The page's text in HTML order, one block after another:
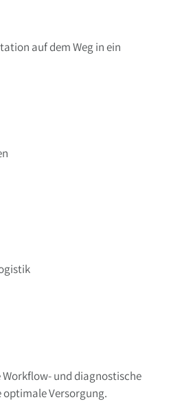
auf dem Weg in ein
und diagnostische
Versorgung.